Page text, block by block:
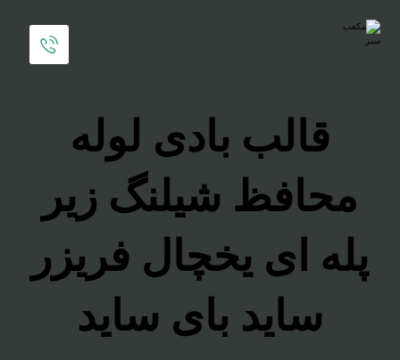
قالب بادی لوله
محافظ شیلنگ زیر
پله ای یخچال فریزر
ساید بای ساید